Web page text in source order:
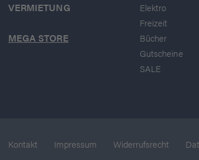
VERMIETUNG
MEGA STORE
Elektro
Freizeit
Bücher
Gutscheine
SALE
Kontakt Impressum Widerrufsrecht